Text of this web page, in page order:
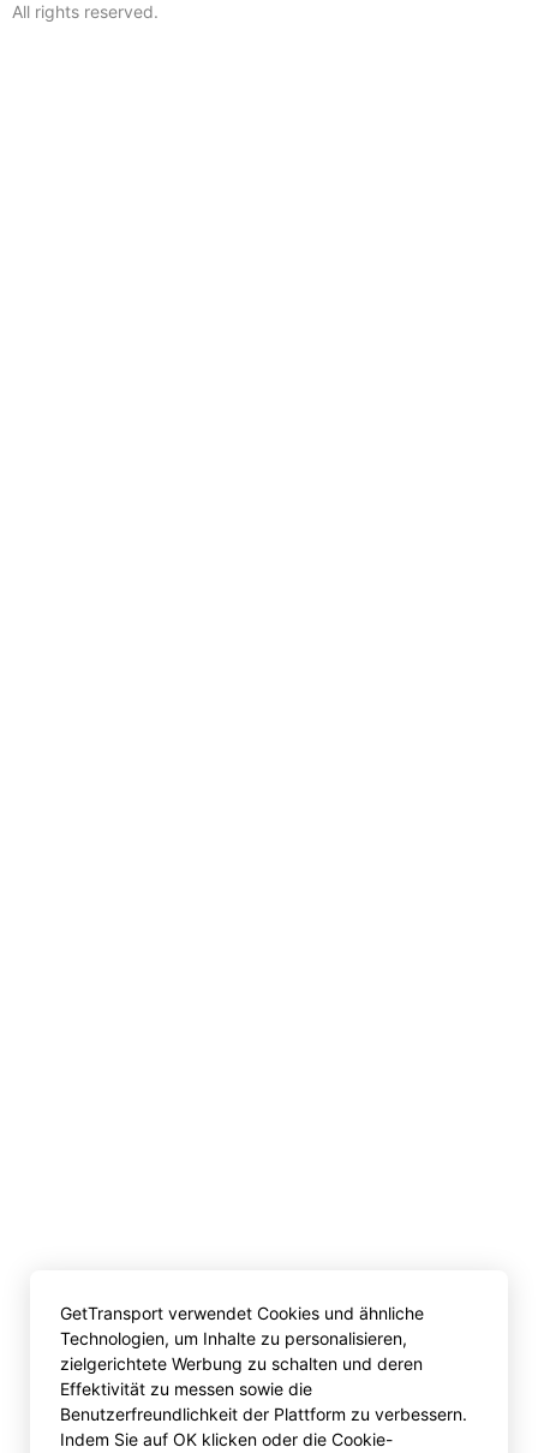
All rights reserved.
GetTransport verwendet Cookies und ähnliche
Technologien, um Inhalte zu personalisieren,
zielgerichtete Werbung zu schalten und deren
Effektivität zu messen sowie die
Benutzerfreundlichkeit der Plattform zu verbessern.
Indem Sie auf OK klicken oder die Cookie-